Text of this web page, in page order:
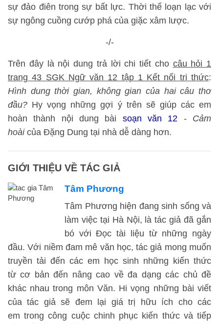
sự đảo điên trong sự bất lực. Thời thế loạn lạc với
sự ngông cuồng cướp phá của giặc xâm lược.
-/-
Trên đây là nội dung trả lời chi tiết cho câu hỏi 1
trang 43 SGK Ngữ văn 12 tập 1 Kết nối tri thức:
Hình dung thời gian, không gian của hai câu thơ
đầu? Hy vọng những gợi ý trên sẽ giúp các em
hoàn thành nội dung bài soạn văn 12 - Cảm
hoài của Đặng Dung tại nhà dễ dàng hơn.
GIỚI THIỆU VỀ TÁC GIẢ
Tâm Phương
Tâm Phương hiện đang sinh sống và
làm việc tại Hà Nội, là tác giả đã gắn
bó với Đọc tài liệu từ những ngày
đầu. Với niềm đam mê văn học, tác giả mong muốn
truyền tải đến các em học sinh những kiến thức
từ cơ bản đến nâng cao về đa dạng các chủ đề
khác nhau trong môn Văn. Hi vọng những bài viết
của tác giả sẽ đem lại giá trị hữu ích cho các
em trong công cuộc chinh phục kiến thức và tiếp